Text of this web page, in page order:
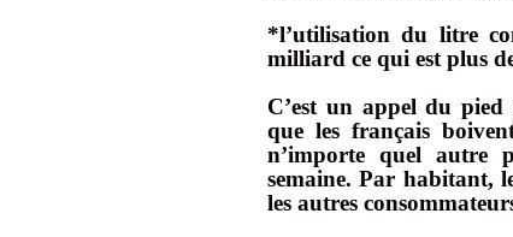
*l’utilisation du litre
milliard ce qui est plus
C’est un appel du
que les français
n’importe quel autre
semaine. Par habitant,
les autres